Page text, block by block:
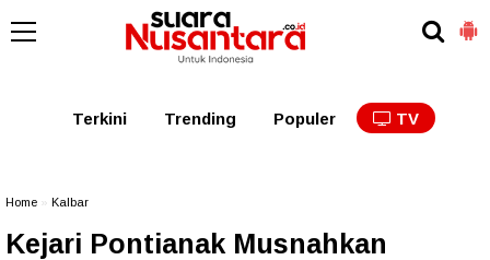
Kalbar Kalteng
Terkini Trending Populer TV
Home Kalbar
Kejari Pontianak Musnahkan